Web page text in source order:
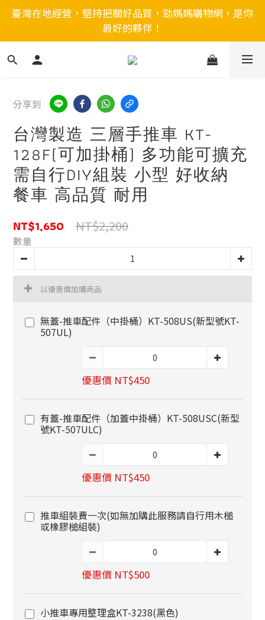
臺灣在地經營，堅持把關好品質，勁媽媽購物網，是你
最好的夥伴！
分享到
台灣製造 三層手推車 KT-
128F(可加掛桶) 多功能可擴充
需自行DIY組裝 小型 好收納
餐車 高品質 耐用
NT$1,650 NT$2,200
數量
以優惠價加購商品
無蓋-推車配件（中掛桶）KT-508US(新型號KT-
507UL)
優惠價 NT$450
有蓋-推車配件（加蓋中掛桶）KT-508USC(新型
號KT-507ULC)
優惠價 NT$450
推車組裝費一次(如無加購此服務請自行用木槌
或橡膠槌組裝)
優惠價 NT$500
小推車專用整理盒KT-3238(黑色)